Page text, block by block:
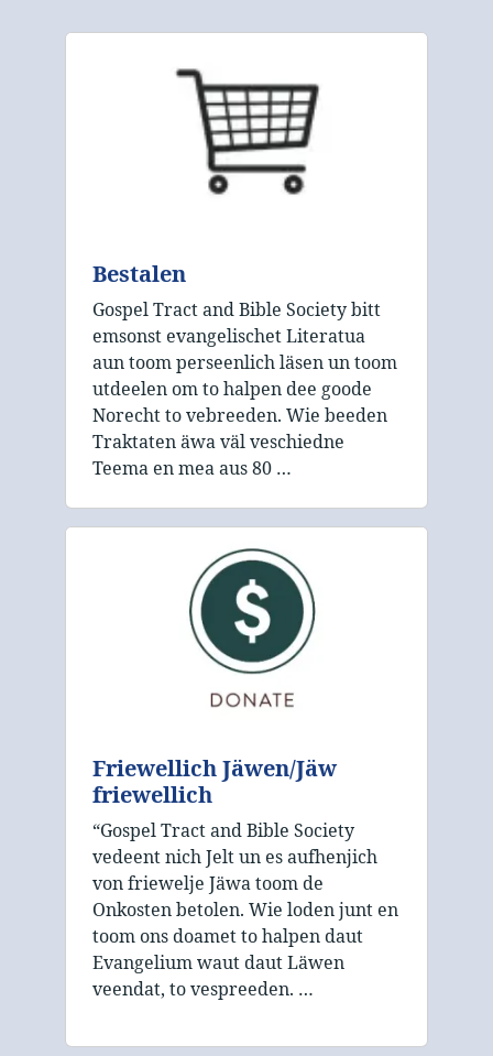
Bestalen
Gospel Tract and Bible Society bitt
emsonst evangelischet Literatua
aun toom perseenlich läsen un toom
utdeelen om to halpen dee goode
Norecht to vebreeden. Wie beeden
Traktaten äwa väl veschiedne
Teema en mea aus 80 …
Friewellich Jäwen/Jäw
friewellich
“Gospel Tract and Bible Society
vedeent nich Jelt un es aufhenjich
von friewelje Jäwa toom de
Onkosten betolen. Wie loden junt en
toom ons doamet to halpen daut
Evangelium waut daut Läwen
veendat, to vespreeden. …